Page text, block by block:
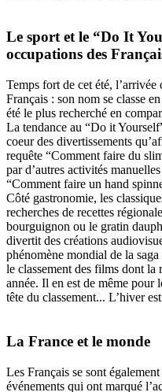
Le sport et le “Do It
occupations des
Temps fort de cet été,
Français : son nom se classe
été le plus recherché en
La tendance au “Do it
coeur des divertissements
requête “Comment faire du
par d’autres activités
“Comment faire un hand
Côté gastronomie, les
recherches de recettes
bourguignon ou le gratin
divertit des créations
phénomène mondial de la
le classement des films dont la
année. Il en est de même pour
tête du classement... L’hiver
La France et le monde
Les Français se sont
événements qui ont marqué